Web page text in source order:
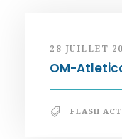
28 JUILLET
OM-
FLASH